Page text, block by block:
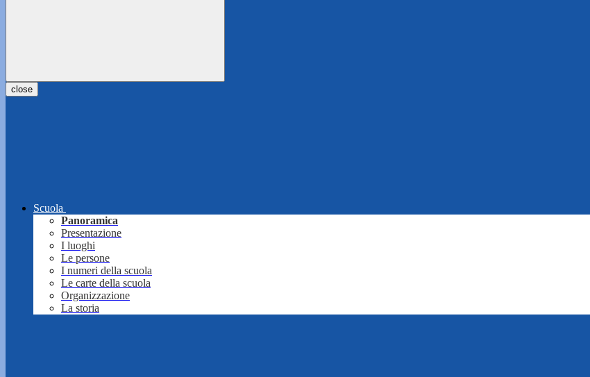
close
Scuola
Panoramica
Presentazione
I luoghi
Le persone
I numeri della scuola
Le carte della scuola
Organizzazione
La storia